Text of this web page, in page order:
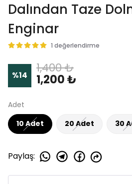
Dalından Taze
Enginar
1 değerlendirme
%14 1,400 ₺
1,200 ₺
Adet
10 Adet
20 Adet 30
Paylaş: